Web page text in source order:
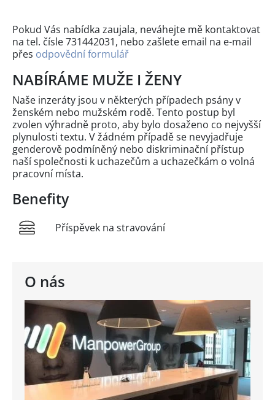
O nás
Pokud Vás nabídka zaujala, neváhejte mě kontaktovat
na tel. čísle 731442031, nebo zašlete email na e-mail
přes odpovědní formulář
NABÍRÁME MUŽE I ŽENY
Naše inzeráty jsou v některých případech psány v
ženském nebo mužském rodě. Tento postup byl
zvolen výhradně proto, aby bylo dosaženo co nejvyšší
plynulosti textu. V žádném případě se nevyjadřuje
genderově podmíněný nebo diskriminační přístup
naší společnosti k uchazečům a uchazečkám o volná
pracovní místa.
Benefity
Příspěvek na stravování